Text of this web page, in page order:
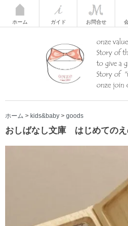
ホーム ガイド お問合せ
ホーム > kids&baby > goods
おしばなし文庫 はじめての